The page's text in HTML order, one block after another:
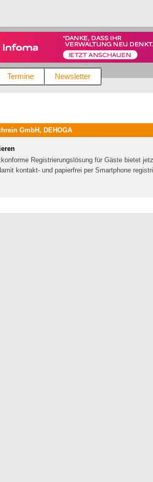
Termine Newsletter
GmbH, DEHOGA
Registrierungslösung für Gäste bietet
kontakt- und papierfrei per Smartphone